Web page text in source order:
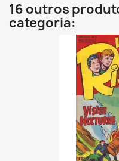
16 outros
categoria: